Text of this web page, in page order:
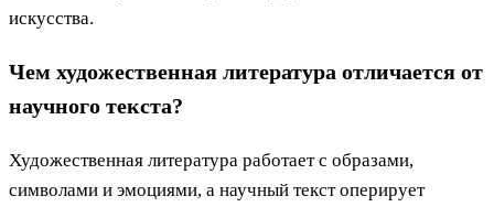
искусства.
Чем художественная литература отличается от
научного текста?
Художественная литература работает с образами,
символами и эмоциями, а научный текст оперирует